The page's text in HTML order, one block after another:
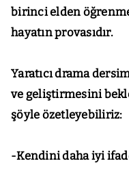
birinci elden
hayatın provasıdır.
Yaratıcı drama
ve geliştirmesini
şöyle özetleyebiliriz:
-Kendini daha iyi